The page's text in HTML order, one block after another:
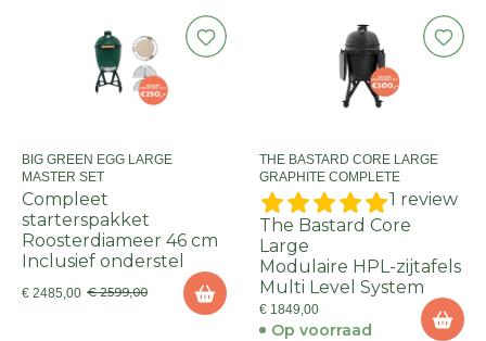
BIG GREEN EGG LARGE
MASTER SET
Compleet
starterspakket
Roosterdiameer 46 cm
Inclusief onderstel
€ 2485,00 € 2599,00
THE BASTARD CORE LARGE
GRAPHITE COMPLETE
1 review
The Bastard Core
Large
Modulaire HPL-zijtafels
Multi Level System
€ 1849,00
Op voorraad